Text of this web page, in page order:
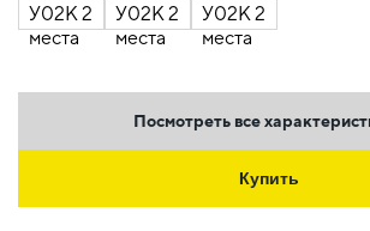
Посмотреть все
Купить